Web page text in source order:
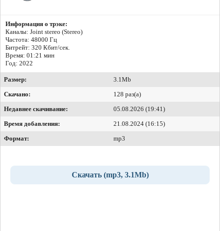
Информация о трэке:
Каналы: Joint stereo (Stereo)
Частота: 48000 Гц
Битрейт: 320 Кбит/сек.
Время: 01:21 мин
Год: 2022
Размер:
3.1Mb
Скачано:
128 раз(а)
Недавнее скачивание:
05.08.2026 (19:41)
Время добавления:
21.08.2024 (16:15)
Формат:
mp3
Скачать (mp3, 3.1Mb)